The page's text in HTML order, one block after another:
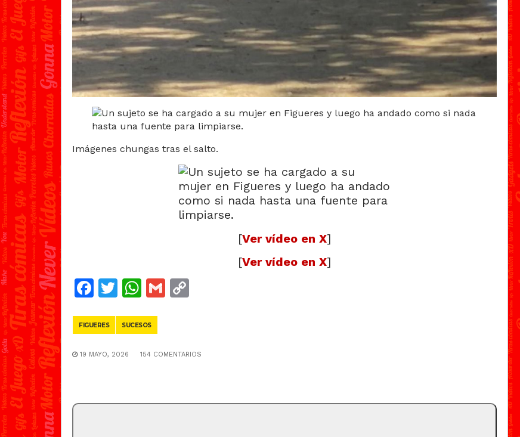
Imágenes chungas tras el salto.
[Ver vídeo en X]
[Ver vídeo en X]
Facebook
Twitter
WhatsApp
Gmail
FIGUERES SUCESOS
19 MAYO, 2026 154 COMENTARIOS